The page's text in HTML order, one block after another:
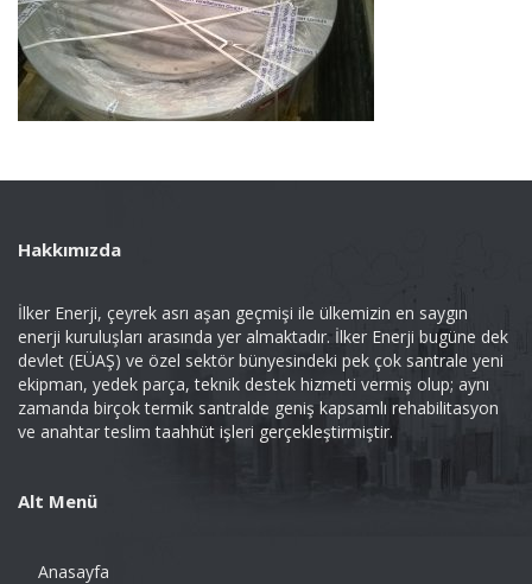
Hakkımızda
İlker Enerji, çeyrek asrı aşan geçmişi ile ülkemizin en saygın
enerji kuruluşları arasında yer almaktadır. İlker Enerji bugüne dek
devlet (EÜAŞ) ve özel sektör bünyesindeki pek çok santrale yeni
ekipman, yedek parça, teknik destek hizmeti vermiş olup; aynı
zamanda birçok termik santralde geniş kapsamlı rehabilitasyon
ve anahtar teslim taahhüt işleri gerçekleştirmiştir.
Alt Menü
Anasayfa